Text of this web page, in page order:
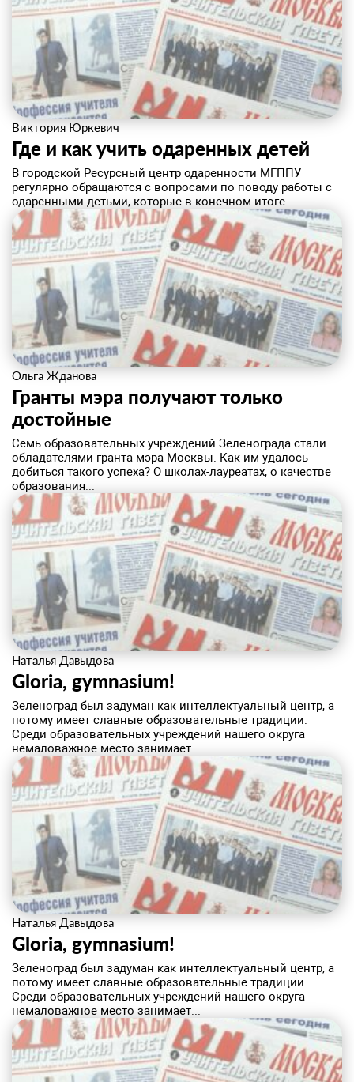
Виктория Юркевич
Где и как учить одаренных детей
В городской Ресурсный центр одаренности МГППУ
регулярно обращаются с вопросами по поводу работы с
одаренными детьми, которые в конечном итоге...
Ольга Жданова
Гранты мэра получают только
достойные
​Семь образовательных учреждений Зеленограда стали
обладателями гранта мэра Москвы. Как им удалось
добиться такого успеха? О школах-лауреатах, о качестве
образования...
Наталья Давыдова
Gloria, gymnasium!
Зеленоград был задуман как интеллектуальный центр, а
потому имеет славные образовательные традиции.
Среди образовательных учреждений нашего округа
немаловажное место занимает...
Наталья Давыдова
Gloria, gymnasium!
Зеленоград был задуман как интеллектуальный центр, а
потому имеет славные образовательные традиции.
Среди образовательных учреждений нашего округа
немаловажное место занимает...